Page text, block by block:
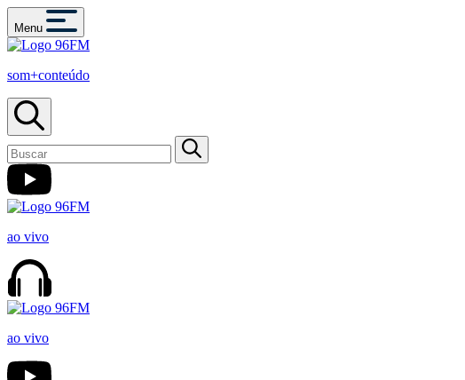
Menu
som+conteúdo
ao vivo
ao vivo